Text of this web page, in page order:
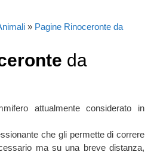
» Pagine Rinoceronte da
da
attualmente considerato in
che gli permette di correre
ma su una breve distanza,